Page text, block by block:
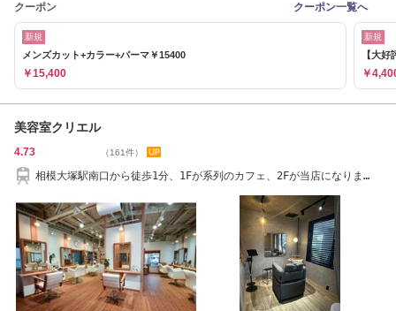
クーポン クーポン一覧へ
新規
メンズカット+カラー+パーマ￥15400
￥15,400
新規
【大
￥
美容室クリエル
4.73 （161件）
相模大塚駅南口から徒歩1分、1Fが系列のカフェ、2Fが当店になりま